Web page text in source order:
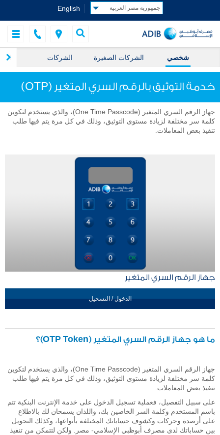
English
الشركات الشركات الصغيرة شخصي
خدمة التوثيق بالرقم السري المتغير (OTP)
جهاز الرقم السري المتغير (One Time Passcode)، والذي يستخدم لتكوين
كلمة سر مختلفة لزيادة مستوى التوثيق، وذلك في كل مرة يتم فيها طلب
تنفيذ بعض المعاملات.
جهاز الرقم السري المتغير
الدخول / التسجيل
ما هو جهاز الرقم السري المتغير (OTP Token)؟
جهاز الرقم السري المتغير (One Time Passcode)، والذي يستخدم لتكوين
كلمة سر مختلفة لزيادة مستوى التوثيق، وذلك في كل مرة يتم فيها طلب
تنفيذ بعض المعاملات.
على سبيل التفصيل، فعملية تسجيل الدخول على خدمة الإنترنت البنكية تتم
باسم المستخدم وكلمة السر الخاصين بك، واللذان يسمحان لك بالاطلاع
على أرصدة وحركات وكشوف حساباتك المختلفة بأنواعها، وكذلك التحويل
بين حساباتك لدى مصرف أبوظبي الإسلامي- مصر. ولكن لتتمكن من تنفيذ